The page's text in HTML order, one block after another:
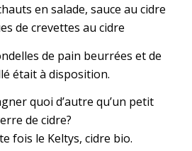
en salade, sauce au cidre
de crevettes au cidre
de pain beurrées et de
était à disposition.
quoi d’autre qu’un petit
de cidre?
fois le Keltys, cidre bio.